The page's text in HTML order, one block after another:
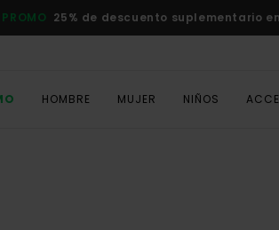
PROMO 25% de descuento suplementario
HOMBRE MUJER NIÑOS